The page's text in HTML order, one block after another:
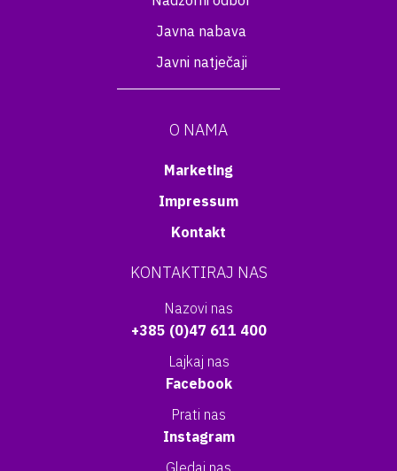
Javna nabava
Javni natječaji
O NAMA
Marketing
Impressum
Kontakt
KONTAKTIRAJ NAS
Nazovi nas
+385 (0)47 611 400
Lajkaj nas
Facebook
Prati nas
Instagram
Gledaj nas